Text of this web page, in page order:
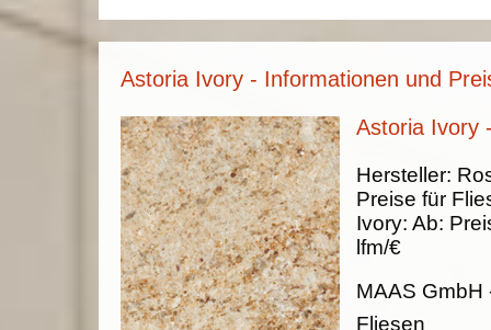
Astoria Ivory - Informationen und
Astoria Ivory
Hersteller:
Preise für
Ivory: Ab:
lfm/€
MAAS GmbH
Fliesen